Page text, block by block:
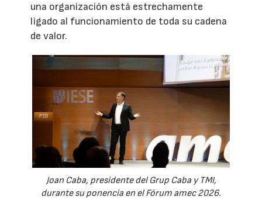
una organización está estrechamente
ligado al funcionamiento de toda su cadena
de valor.
Joan Caba, presidente del Grup Caba y TMI,
durante su ponencia en el Fórum amec 2026.